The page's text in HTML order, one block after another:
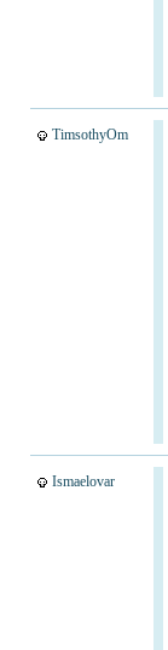
TimsothyOm
Ismaelovar